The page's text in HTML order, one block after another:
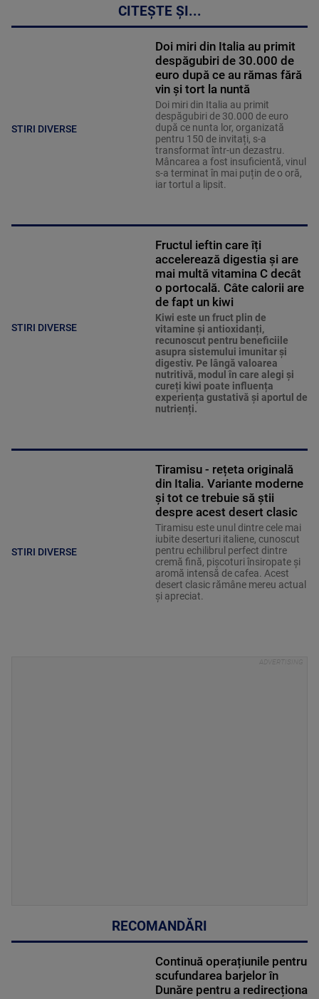
CITEȘTE ȘI...
STIRI DIVERSE
Doi miri din Italia au primit
despăgubiri de 30.000 de
euro după ce au rămas fără
vin și tort la nuntă
Doi miri din Italia au primit
despăgubiri de 30.000 de euro
după ce nunta lor, organizată
pentru 150 de invitați, s-a
transformat într-un dezastru.
Mâncarea a fost insuficientă, vinul
s-a terminat în mai puțin de o oră,
iar tortul a lipsit.
STIRI DIVERSE
Fructul ieftin care îți
accelerează digestia și are
mai multă vitamina C decât
o portocală. Câte calorii are
de fapt un kiwi
Kiwi este un fruct plin de
vitamine și antioxidanți,
recunoscut pentru beneficiile
asupra sistemului imunitar și
digestiv. Pe lângă valoarea
nutritivă, modul în care alegi și
cureți kiwi poate influența
experiența gustativă și aportul de
nutrienți.
STIRI DIVERSE
Tiramisu - rețeta originală
din Italia. Variante moderne
și tot ce trebuie să știi
despre acest desert clasic
Tiramisu este unul dintre cele mai
iubite deserturi italiene, cunoscut
pentru echilibrul perfect dintre
cremă fină, pișcoturi însiropate și
aromă intensă de cafea. Acest
desert clasic rămâne mereu actual
și apreciat.
RECOMANDĂRI
Continuă operațiunile pentru
scufundarea barjelor în
Dunăre pentru a redirecționa